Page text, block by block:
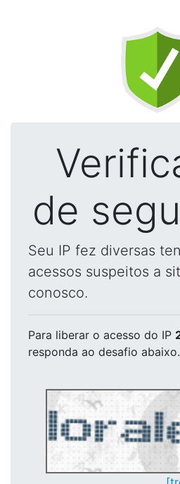
de
Seu IP fez diversas
acessos suspeitos a
conosco.
Para liberar o acesso do IP
responda ao desafio abaixo.